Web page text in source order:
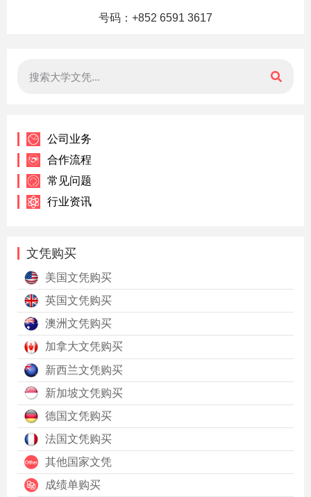
号码：+852 6591 3617
公司业务
合作流程
常见问题
行业资讯
文凭购买
美国文凭购买
英国文凭购买
澳洲文凭购买
加拿大文凭购买
新西兰文凭购买
新加坡文凭购买
德国文凭购买
法国文凭购买
其他国家文凭
成绩单购买